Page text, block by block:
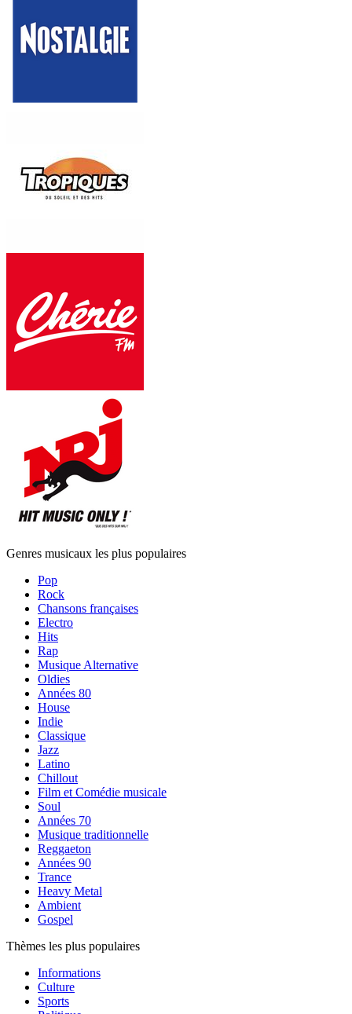
Genres musicaux les plus populaires
Pop
Rock
Chansons françaises
Electro
Hits
Rap
Musique Alternative
Oldies
Années 80
House
Indie
Classique
Jazz
Latino
Chillout
Film et Comédie musicale
Soul
Années 70
Musique traditionnelle
Reggaeton
Années 90
Trance
Heavy Metal
Ambient
Gospel
Thèmes les plus populaires
Informations
Culture
Sports